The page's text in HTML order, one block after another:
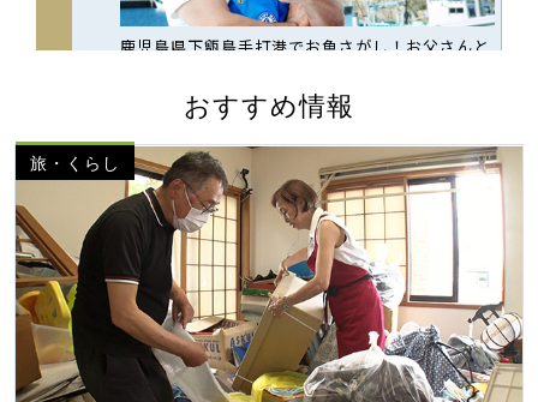
おすすめ情報
旅・くらし